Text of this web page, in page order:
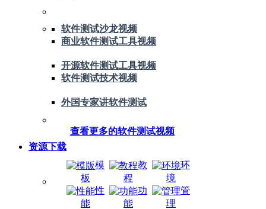
软件测试沙龙视频
商业软件测试工具视频
开源软件测试工具视频
软件测试技术视频
外国专家讲软件测试
查看更多的软件测试视频
资源下载
模
板
教
程
环
境
性
能
功
能
管
理